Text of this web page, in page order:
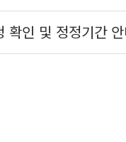
확인 및 정정기간